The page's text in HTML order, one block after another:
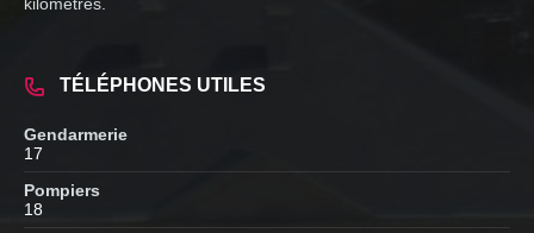
TÉLÉPHONES UTILES
Gendarmerie
17
Pompiers
18